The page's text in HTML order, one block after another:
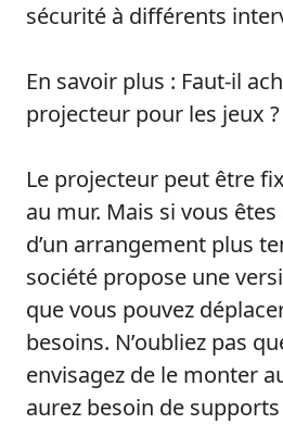
sécurité à différents
En savoir plus : Faut-il
projecteur pour les jeux ?
Le projecteur peut être
au mur. Mais si vous
d’un arrangement plus
société propose une
que vous pouvez
besoins. N’oubliez pas
envisagez de le monter
aurez besoin de